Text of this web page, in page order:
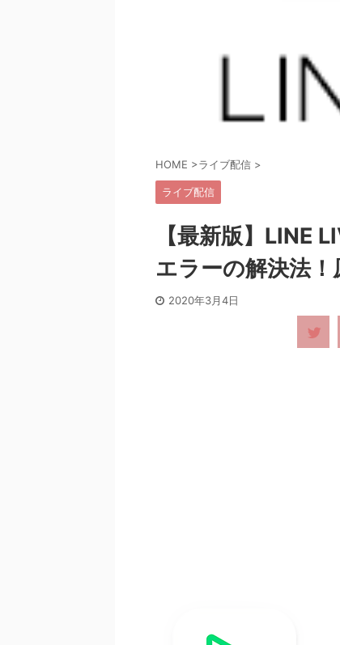
HOME >ライブ配信 >
ライブ配信
【最新版】LINE
エラーの解決法
2020年3月4日